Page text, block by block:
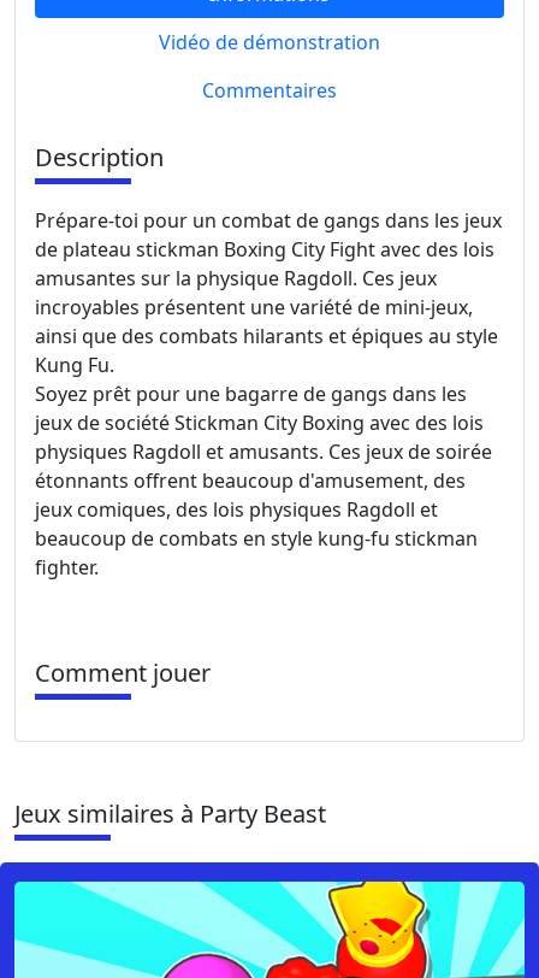
Vidéo de démonstration
Commentaires
Description
Prépare-toi pour un combat de gangs dans les jeux
de plateau stickman Boxing City Fight avec des lois
amusantes sur la physique Ragdoll. Ces jeux
incroyables présentent une variété de mini-jeux,
ainsi que des combats hilarants et épiques au style
Kung Fu.
Soyez prêt pour une bagarre de gangs dans les
jeux de société Stickman City Boxing avec des lois
physiques Ragdoll et amusants. Ces jeux de soirée
étonnants offrent beaucoup d'amusement, des
jeux comiques, des lois physiques Ragdoll et
beaucoup de combats en style kung-fu stickman
fighter.
Comment jouer
Jeux similaires à Party Beast